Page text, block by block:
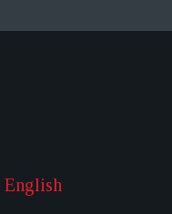
English